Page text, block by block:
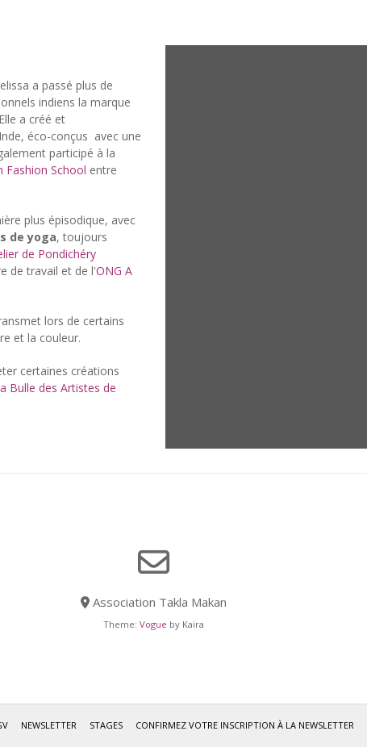
a passé plus de
indiens la marque
a créé et
éco-conçus avec une
participé à la
Fashion School entre
plus épisodique, avec
de yoga, toujours
de Pondichéry
de travail et de l'ONG A
lors de certains
et la couleur.
certaines créations
a Bulle des Artistes de
Association Takla Makan
Theme: Vogue by Kaira
NEWSLETTER STAGES CONFIRMEZ VOTRE INSCRIPTION À LA NEWSLETTER